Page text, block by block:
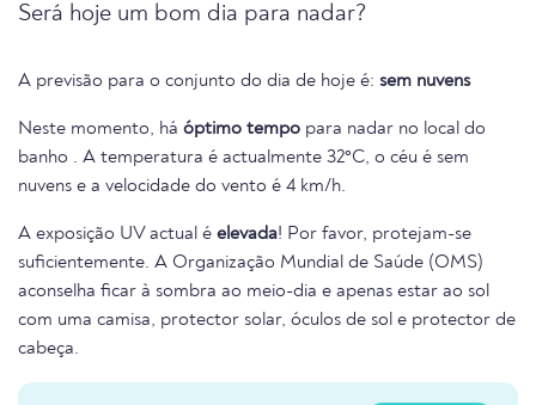
Será hoje um bom dia para nadar?
A previsão para o conjunto do dia de hoje é: sem nuvens
Neste momento, há óptimo tempo para nadar no local do
banho . A temperatura é actualmente 32°C, o céu é sem
nuvens e a velocidade do vento é 4 km/h.
A exposição UV actual é elevada! Por favor, protejam-se
suficientemente. A Organização Mundial de Saúde (OMS)
aconselha ficar à sombra ao meio-dia e apenas estar ao sol
com uma camisa, protector solar, óculos de sol e protector de
cabeça.